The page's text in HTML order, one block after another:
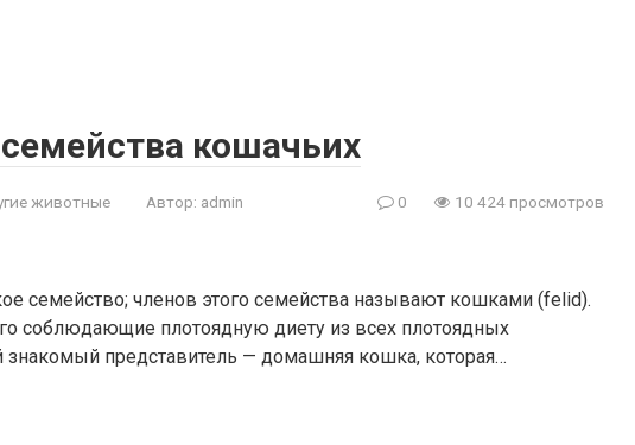
кошачьих
животные Автор: admin 0 10 424 просмотров
семейство; членов этого семейства называют кошками (felid).
соблюдающие плотоядную диету из всех плотоядных
представитель — домашняя кошка, которая…